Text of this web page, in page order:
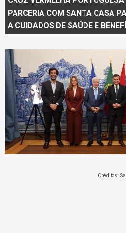
PARCERIA COM SANTA CASA
A CUIDADOS DE SAÚDE E
Créditos: